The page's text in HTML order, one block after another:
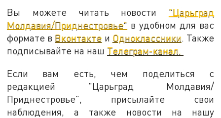
Вы можете читать новости "Царьград
Молдавия/Приднестровье" в удобном для вас
формате в Вконтакте и Одноклассники. Также
подписывайте на наш Телеграм-канал.
Если вам есть, чем поделиться с
редакцией "Царьград Молдавия/
Приднестровье", присылайте свои
наблюдения, а также новости на нашу